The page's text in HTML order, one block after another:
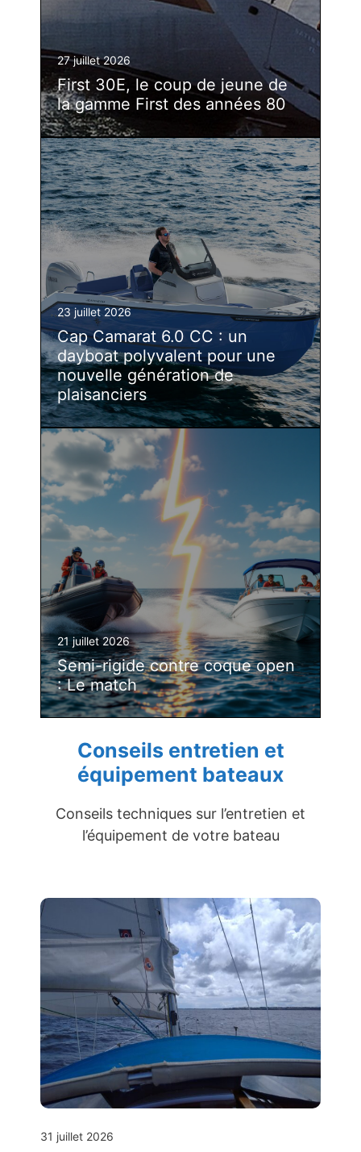
27 juillet 2026
First 30E, le coup de jeune de
la gamme First des années 80
23 juillet 2026
Cap Camarat 6.0 CC : un
dayboat polyvalent pour une
nouvelle génération de
plaisanciers
21 juillet 2026
Semi-rigide contre coque open
: Le match
Conseils entretien et
équipement bateaux
Conseils techniques sur l’entretien et
l’équipement de votre bateau
31 juillet 2026